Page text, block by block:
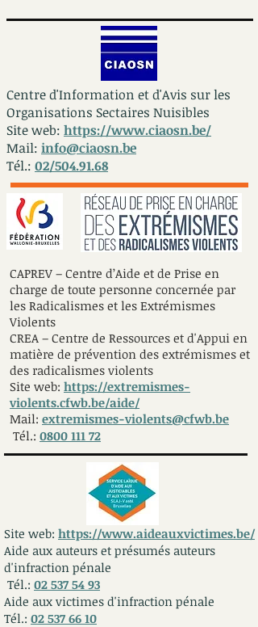
Centre d'Information et d'Avis sur les
Organisations Sectaires Nuisibles
Site web: https://www.ciaosn.be/
Mail: info@ciaosn.be
Tél.: 02/504.91.68
CAPREV – Centre d’Aide et de Prise en
charge de toute personne concernée par
les Radicalismes et les Extrémismes
Violents
CREA – Centre de Ressources et d'Appui en
matière de prévention des extrémismes et
des radicalismes violents
Site web: https://extremismes-
violents.cfwb.be/aide/
Mail: extremismes-violents@cfwb.be
Tél.: 0800 111 72
Site web: https://www.aideauxvictimes.be/
Aide aux auteurs et présumés auteurs
d'infraction pénale
Tél.: 02 537 54 93
Aide aux victimes d'infraction pénale
Tél.: 02 537 66 10